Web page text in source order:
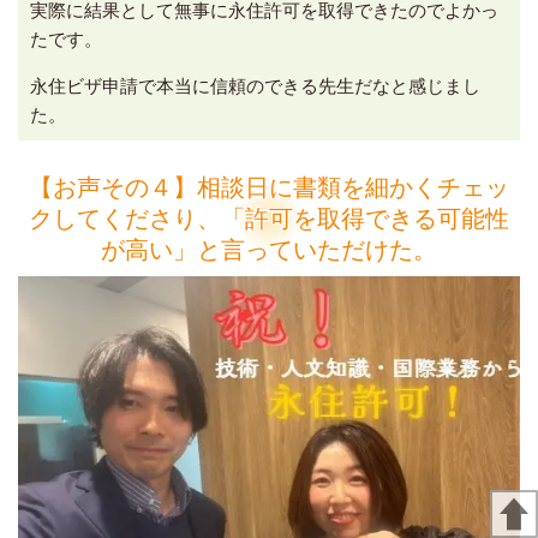
実際に結果として無事に永住許可を取得できたのでよかっ
たです。
永住ビザ申請で本当に信頼のできる先生だなと感じまし
た。
【お声その４】相談日に書類を細かくチェッ
クしてくださり、「許可を取得できる可能性
が高い」と言っていただけた。